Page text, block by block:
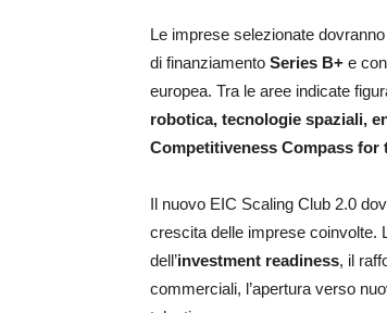
Le imprese selezionate
di finanziamento Series B+ e
europea. Tra le aree indicate
robotica, tecnologie spaziali,
Competitiveness Compass for
Il nuovo EIC Scaling Club 2.0
crescita delle imprese coinvolte.
dell’investment readiness, il
commerciali, l’apertura verso